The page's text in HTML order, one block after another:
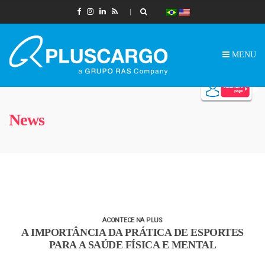
MENU
News
ACONTECE NA PLUS
A IMPORTÂNCIA DA PRÁTICA DE ESPORTES
PARA A SAÚDE FÍSICA E MENTAL